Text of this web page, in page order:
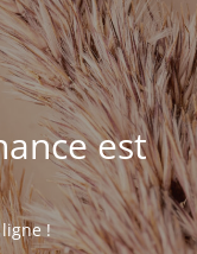
est
!